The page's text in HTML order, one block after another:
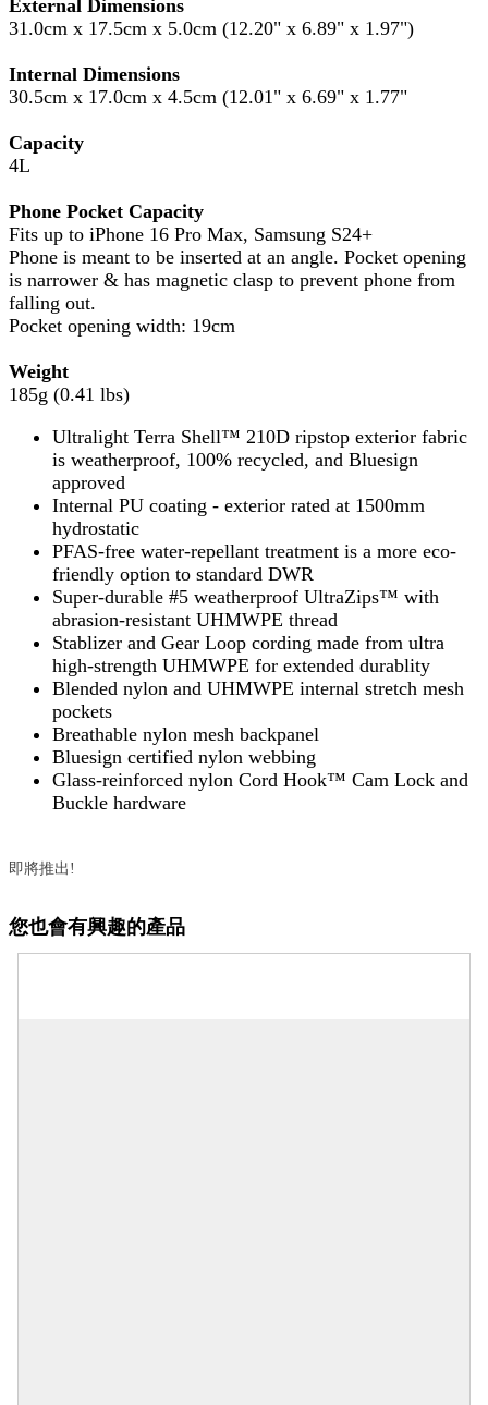
External Dimensions
31.0cm x 17.5cm x 5.0cm (12.20" x 6.89" x 1.97")
Internal Dimensions
30.5cm x 17.0cm x 4.5cm (12.01" x 6.69" x 1.77"
Capacity
4L
Phone Pocket Capacity
Fits up to iPhone 16 Pro Max, Samsung S24+
Phone is meant to be inserted at an angle. Pocket opening
is narrower & has magnetic clasp to prevent phone from
falling out.
Pocket opening width: 19cm
Weight
185g (0.41 lbs)
Ultralight Terra Shell™ 210D ripstop exterior fabric
is weatherproof, 100% recycled, and Bluesign
approved
Internal PU coating - exterior rated at 1500mm
hydrostatic
PFAS-free water-repellant treatment is a more eco-
friendly option to standard DWR
Super-durable #5 weatherproof UltraZips™ with
abrasion-resistant UHMWPE thread
Stablizer and Gear Loop cording made from ultra
high-strength UHMWPE for extended durablity
Blended nylon and UHMWPE internal stretch mesh
pockets
Breathable nylon mesh backpanel
Bluesign certified nylon webbing
Glass-reinforced nylon Cord Hook™ Cam Lock and
Buckle hardware
即將推出!
您也會有興趣的產品